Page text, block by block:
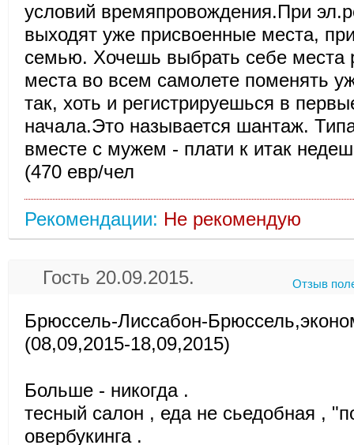
условий времяпровождения.При
выходят уже присвоенные места,
семью. Хочешь выбрать себе места
места во всем самолете поменять
так, хоть и регистрируешься в
начала.Это называется шантаж.
вместе с мужем - плати к итак
(470 евр/чел
Рекомендации: Не рекомендую
Гость 20.09.2015. Отзыв
Брюссель-Лиссабон-
(08,09,2015-18,09,2015)
Больше - никогда .
тесный салон , еда не сьедобная ,
овербукинга .